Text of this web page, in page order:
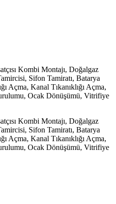
Kombi Montajı, Doğalgaz
Sifon Tamiratı, Batarya
Açma, Kanal Tıkanıklığı Açma,
Ocak Dönüşümü, Vitrifiye
Kombi Montajı, Doğalgaz
Sifon Tamiratı, Batarya
Açma, Kanal Tıkanıklığı Açma,
Ocak Dönüşümü, Vitrifiye